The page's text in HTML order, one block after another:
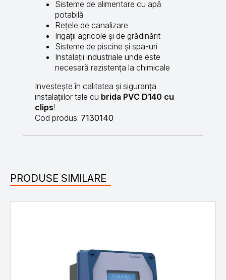
Sisteme de alimentare cu apă
potabilă
Rețele de canalizare
Irigații agricole și de grădinărit
Sisteme de piscine și spa-uri
Instalații industriale unde este
necesară rezistența la chimicale
Investește în calitatea și siguranța
instalațiilor tale cu brida PVC D140 cu
clips!
Cod produs: 7130140
PRODUSE SIMILARE